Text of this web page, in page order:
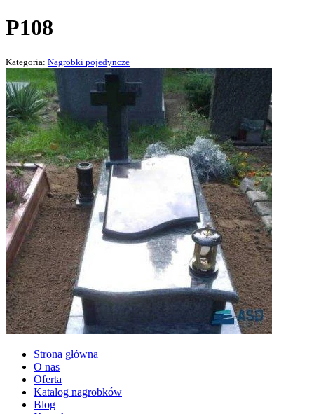
P108
Kategoria: Nagrobki pojedyncze
Strona główna
O nas
Oferta
Katalog nagrobków
Blog